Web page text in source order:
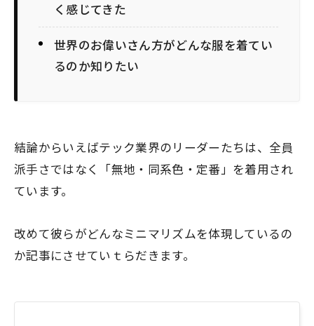
く感じてきた
世界のお偉いさん方がどんな服を着てい
るのか知りたい
結論からいえばテック業界のリーダーたちは、全員
派手さではなく「無地・同系色・定番」を着用され
ています。
改めて彼らがどんなミニマリズムを体現しているの
か記事にさせていｔらだきます。